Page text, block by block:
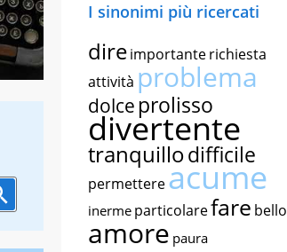
I sinonimi più ricercati
direimportanterichiesta
attività problema
dolce prolisso
divertente
tranquillodifficile
permettereacume
inerme particolarefare bello
amore paura